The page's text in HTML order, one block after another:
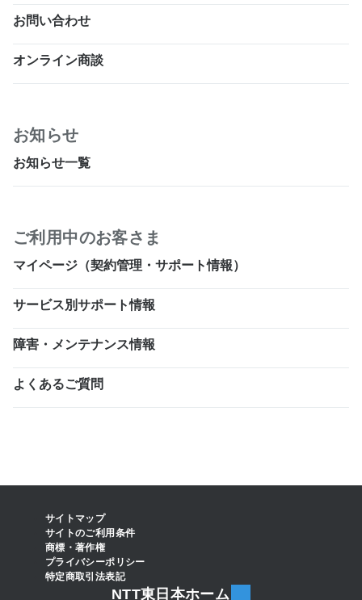
お問い合わせ
オンライン商談
お知らせ
お知らせ一覧
ご利用中のお客さま
マイページ（契約管理・サポート情報）
サービス別サポート情報
障害・メンテナンス情報
よくあるご質問
サイトマップ
サイトのご利用条件
商標・著作権
プライバシーポリシー
特定商取引法表記
NTT東日本ホーム